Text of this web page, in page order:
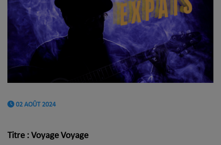
02 AOÛT 2024
Titre : Voyage Voyage